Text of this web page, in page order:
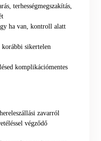
terhességmegszakítás,
ha van, kontroll alatt
korábbi sikertelen
komplikációmentes
zavarról
végződő